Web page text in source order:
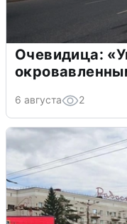
Очевидица:
6 августа 2